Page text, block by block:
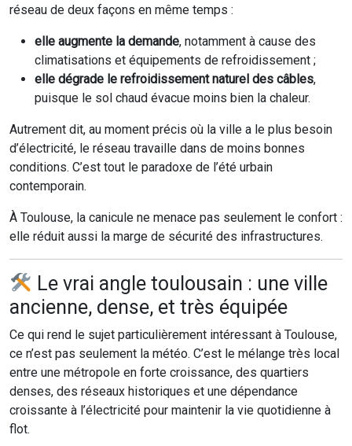
réseau de deux façons en même temps :
elle augmente la demande, notamment à cause des
climatisations et équipements de refroidissement ;
elle dégrade le refroidissement naturel des câbles,
puisque le sol chaud évacue moins bien la chaleur.
Autrement dit, au moment précis où la ville a le plus besoin
d’électricité, le réseau travaille dans de moins bonnes
conditions. C’est tout le paradoxe de l’été urbain
contemporain.
À Toulouse, la canicule ne menace pas seulement le confort :
elle réduit aussi la marge de sécurité des infrastructures.
Le vrai angle toulousain : une ville
ancienne, dense, et très équipée
Ce qui rend le sujet particulièrement intéressant à Toulouse,
ce n’est pas seulement la météo. C’est le mélange très local
entre une métropole en forte croissance, des quartiers
denses, des réseaux historiques et une dépendance
croissante à l’électricité pour maintenir la vie quotidienne à
flot.